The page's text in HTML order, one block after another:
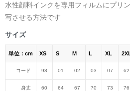
水性顔料インクを専用フィルムにプリ
写させる方法です
サイズ
単位：cm XS S M L XL
コード 98 01 02 03 07 62
身丈 60 64 67 70 73 76